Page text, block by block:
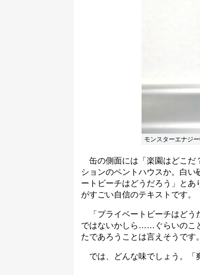
モンスターエナジ
缶の側面には「楽園はどこだ
ションのペントハウスか。白
ートビーチはどうだろう」と
がすごい自信のテキストです。
「プライベートビーチはどう
ではないかしら……ぐらいのこ
たであろうことは言えそうです。
では、どんな味でしょう。「